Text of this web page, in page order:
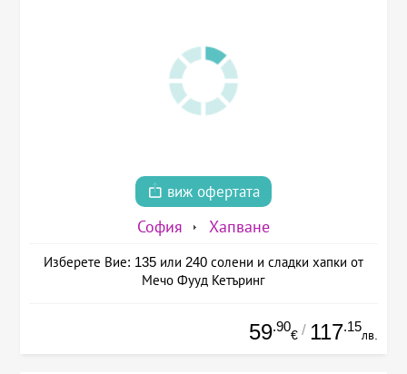
виж офертата
София Хапване
Изберете Вие: 135 или 240 солени и сладки хапки от
Мечо Фууд Кетъринг
59.90
€ / 117.15
лв.